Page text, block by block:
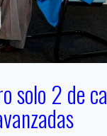
solo 2 de